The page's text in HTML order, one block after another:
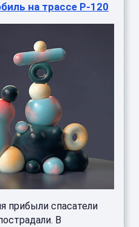
на трассе Р-120
прибыли спасатели
В